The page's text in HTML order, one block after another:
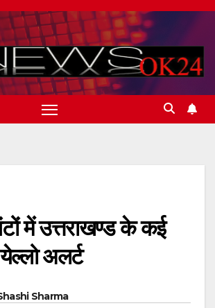
में उत्तराखण्ड के कई
अलर्ट
Sharma